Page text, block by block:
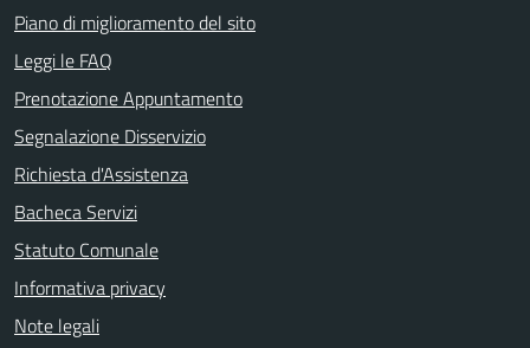
Piano di miglioramento del sito
Leggi le FAQ
Prenotazione Appuntamento
Segnalazione Disservizio
Richiesta d'Assistenza
Bacheca Servizi
Statuto Comunale
Informativa privacy
Note legali